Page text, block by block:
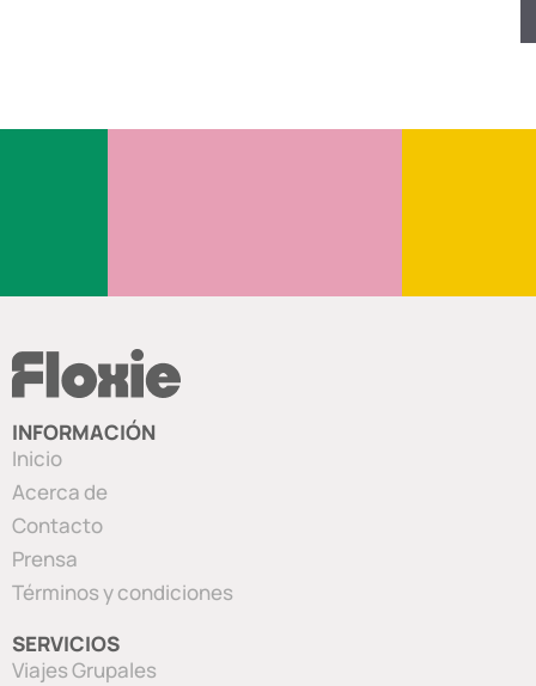
INFORMACIÓN
Inicio
Acerca de
Contacto
Prensa
Términos y condiciones
SERVICIOS
Viajes Grupales